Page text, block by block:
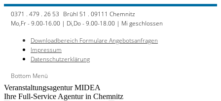
Zum
Inhalt
springen
0371 . 479 . 26 53 Brühl 51 . 09111 Chemnitz
Mo,Fr - 9.00-16.00 | Di,Do - 9.00-18.00 | Mi geschlossen
Downloadbereich Formulare Angebotsanfragen
Impressum
Datenschutzerklärung
Bottom Menü
Veranstaltungsagentur MIDEA
Ihre Full-Service Agentur in Chemnitz